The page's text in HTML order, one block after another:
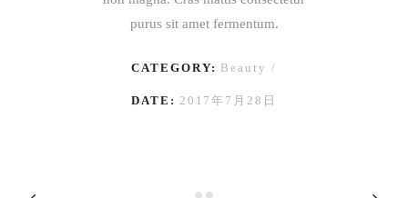
purus sit amet fermentum.
CATEGORY: Beauty
DATE: 2017年7月28日